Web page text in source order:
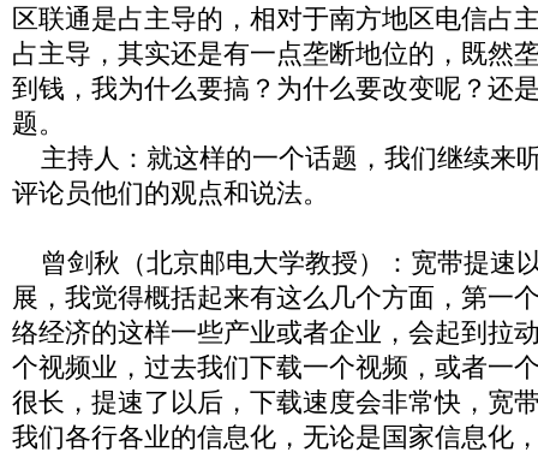
区联通是占主导的，相对于南方地区电信占
占主导，其实还是有一点垄断地位的，既然
到钱，我为什么要搞？为什么要改变呢？还
题。
主持人：就这样的一个话题，我们继续来
评论员他们的观点和说法。
曾剑秋（北京邮电大学教授）：宽带提速
展，我觉得概括起来有这么几个方面，第一
络经济的这样一些产业或者企业，会起到拉
个视频业，过去我们下载一个视频，或者一
很长，提速了以后，下载速度会非常快，宽
我们各行各业的信息化，无论是国家信息化